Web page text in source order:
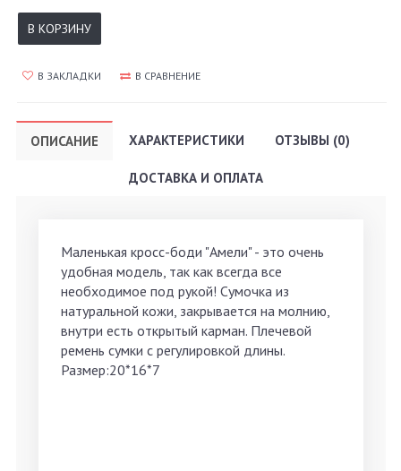
В КОРЗИНУ
В ЗАКЛАДКИ В СРАВНЕНИЕ
ОПИСАНИЕ ХАРАКТЕРИСТИКИ ОТЗЫВЫ (0)
ДОСТАВКА И ОПЛАТА
Маленькая кросс-боди "Амели" - это очень
удобная модель, так как всегда все
необходимое под рукой! Сумочка из
натуральной кожи, закрывается на молнию,
внутри есть открытый карман. Плечевой
ремень сумки с регулировкой длины.
Размер:20*16*7